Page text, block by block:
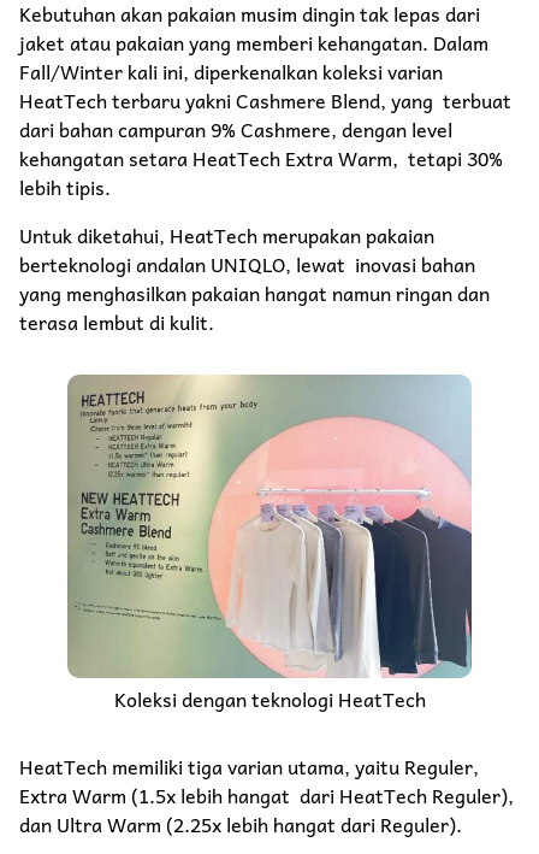
Kebutuhan akan pakaian musim dingin tak lepas dari
jaket atau pakaian yang memberi kehangatan. Dalam
Fall/Winter kali ini, diperkenalkan koleksi varian
HeatTech terbaru yakni Cashmere Blend, yang terbuat
dari bahan campuran 9% Cashmere, dengan level
kehangatan setara HeatTech Extra Warm, tetapi 30%
lebih tipis.
Untuk diketahui, HeatTech merupakan pakaian
berteknologi andalan UNIQLO, lewat inovasi bahan
yang menghasilkan pakaian hangat namun ringan dan
terasa lembut di kulit.
Koleksi dengan teknologi HeatTech
HeatTech memiliki tiga varian utama, yaitu Reguler,
Extra Warm (1.5x lebih hangat dari HeatTech Reguler),
dan Ultra Warm (2.25x lebih hangat dari Reguler).